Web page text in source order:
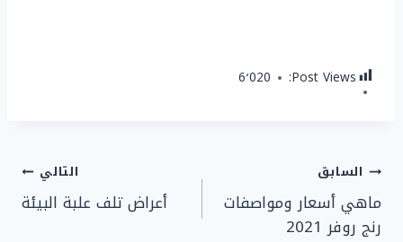
Post Views: 6٬020
تصفّح
المقالات
السابق
ماهي أسعار ومواصفات
رنج روفر 2021
التالي
أعراض تلف علبة البيئة